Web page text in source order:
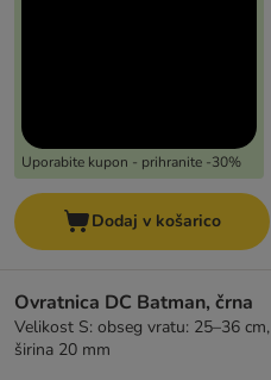
Uporabite kupon - prihranite -30%
Dodaj v košarico
Ovratnica DC Batman, črna
Velikost S: obseg vratu: 25–36 cm,
širina 20 mm